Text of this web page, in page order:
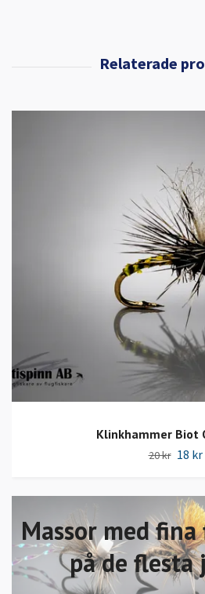
Massor med
på de flesta
Klinkhammer Biot
20 kr 18 kr